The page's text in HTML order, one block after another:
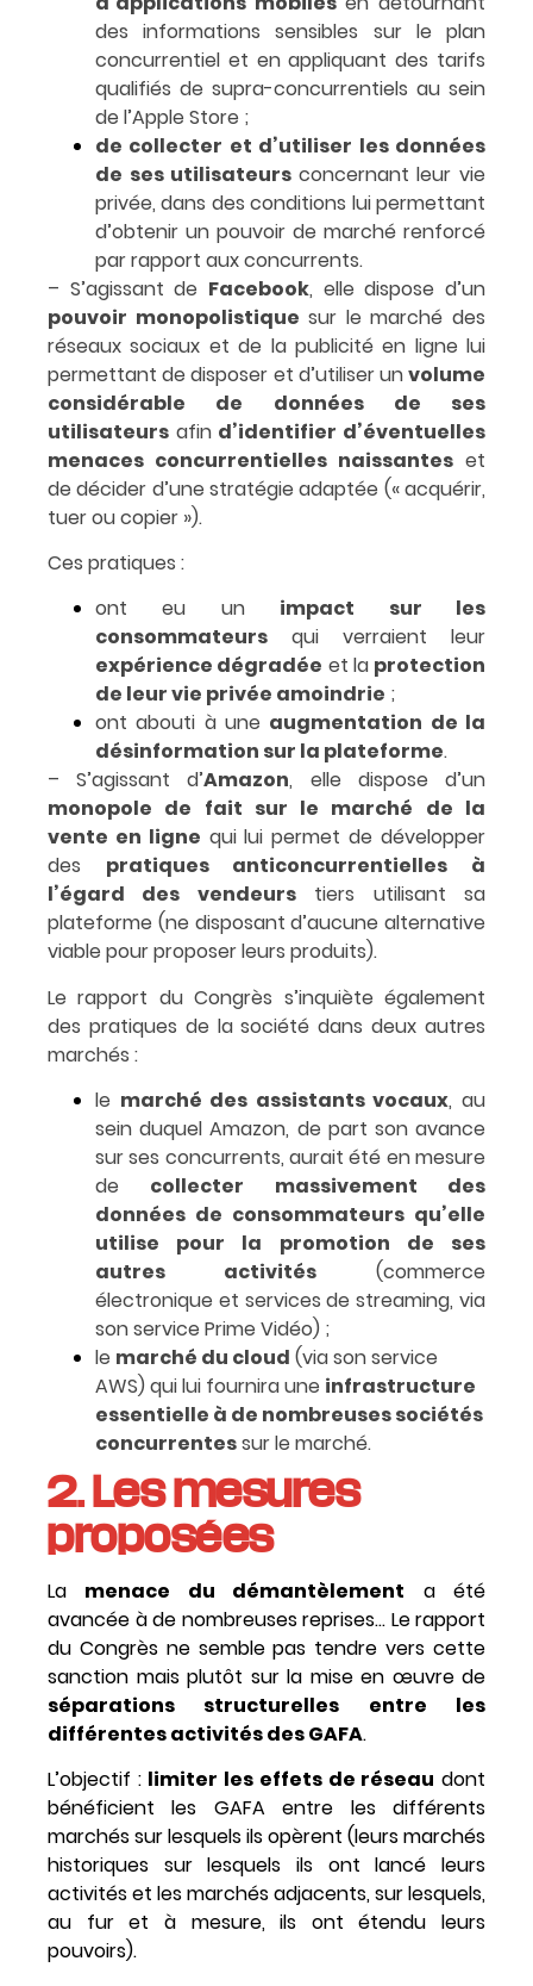
des informations sensibles sur le plan
concurrentiel et en appliquant des tarifs
qualifiés de supra-concurrentiels au sein
de l’Apple Store ;
de collecter et d’utiliser les données
de ses utilisateurs concernant leur vie
privée, dans des conditions lui permettant
d’obtenir un pouvoir de marché renforcé
par rapport aux concurrents.
– S’agissant de Facebook, elle dispose d’un
pouvoir monopolistique sur le marché des
réseaux sociaux et de la publicité en ligne lui
permettant de disposer et d’utiliser unvolume
considérable de données de ses
utilisateurs afin d’identifier d’éventuelles
menaces concurrentielles naissantes et
de décider d’une stratégie adaptée (« acquérir,
tuer ou copier »).
Ces pratiques :
ont eu un impact sur les
consommateurs qui verraient leur
expérience dégradée et la protection
de leur vie privée amoindrie ;
ont abouti à une augmentation de la
désinformation sur la plateforme.
– S’agissant d’Amazon, elle dispose d’un
monopole de fait sur le marché de la
vente en ligne qui lui permet de développer
des pratiques anticoncurrentielles à
l’égard des vendeurstiers utilisant sa
plateforme (ne disposant d’aucune alternative
viable pour proposer leurs produits).
Le rapport du Congrès s’inquiète également
des pratiques de la société dans deux autres
marchés :
le marché des assistants vocaux, au
sein duquel Amazon, de part son avance
sur ses concurrents, aurait été en mesure
de collecter massivement des
données de consommateurs qu’elle
utilise pour la promotion de ses
autres activités (commerce
électronique et services de streaming, via
son service Prime Vidéo) ;
le marché du cloud (via son service
AWS) qui lui fournira une infrastructure
essentielle à de nombreuses sociétés
concurrentessur le marché.
2. Les mesures
proposées
La menace du démantèlement a été
avancée à de nombreuses reprises… Le rapport
du Congrès ne semble pas tendre vers cette
sanction mais plutôt sur la mise en œuvre de
séparations structurelles entre les
différentes activités des GAFA.
L’objectif : limiter les effets de réseau dont
bénéficient les GAFA entre les différents
marchés sur lesquels ils opèrent (leurs marchés
historiques sur lesquels ils ont lancé leurs
activités et les marchés adjacents, sur lesquels,
au fur et à mesure, ils ont étendu leurs
pouvoirs).